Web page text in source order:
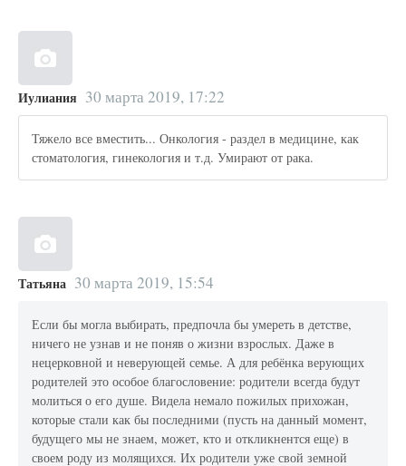
Иулиания 30 марта 2019, 17:22
Тяжело все вместить... Онкология - раздел в медицине, как
стоматология, гинекология и т.д. Умирают от рака.
Татьяна 30 марта 2019, 15:54
Если бы могла выбирать, предпочла бы умереть в детстве,
ничего не узнав и не поняв о жизни взрослых. Даже в
нецерковной и неверующей семье. А для ребёнка верующих
родителей это особое благословение: родители всегда будут
молиться о его душе. Видела немало пожилых прихожан,
которые стали как бы последними (пусть на данный момент,
будущего мы не знаем, может, кто и откликнентся еще) в
своем роду из молящихся. Их родители уже свой земной